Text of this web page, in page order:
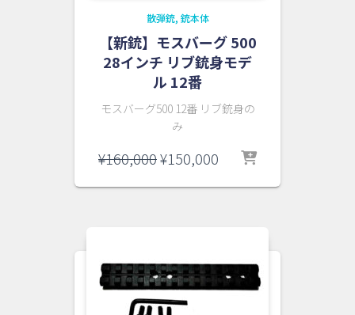
散弾銃 銃本体
【新銃】モスバーグ 500
28インチ リブ銃身モデ
ル 12番
モスバーグ500 12番 リブ銃身の
み
¥160,000元
価
し
た。
¥150,000
の
で
す。